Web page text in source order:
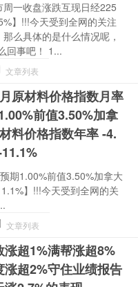
周一收盘涨跌互现日经225
】!!!今天受到全网的关注
么具体的是什么情况呢，
回事吧！ 1...
文章列表
原材料价格指数月率
前值3.50%加拿
料价格指数年率 -4.
期1.00%前值3.50%加拿大
】!!!今天受到全网的关
文章列表
涨超1%满帮涨超8%
涨超2%守住业绩报告